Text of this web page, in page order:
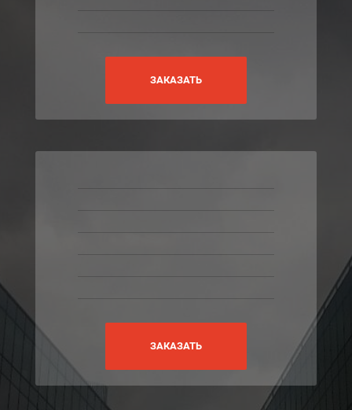
ЗАКАЗАТЬ
ЗАКАЗАТЬ